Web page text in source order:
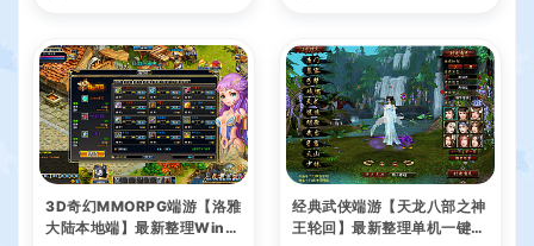
3D奇幻MMORPG端游【洛雅
大陆本地端】最新整理Win一
经典武侠端游【天龙八部之神
王轮回】最新整理单机一键即